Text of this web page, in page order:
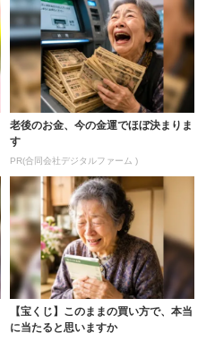
老後のお金、今の金運でほぼ決まりま
す
PR(合同会社デジタルファーム )
【宝くじ】このままの買い方で、本当
に当たると思いますか